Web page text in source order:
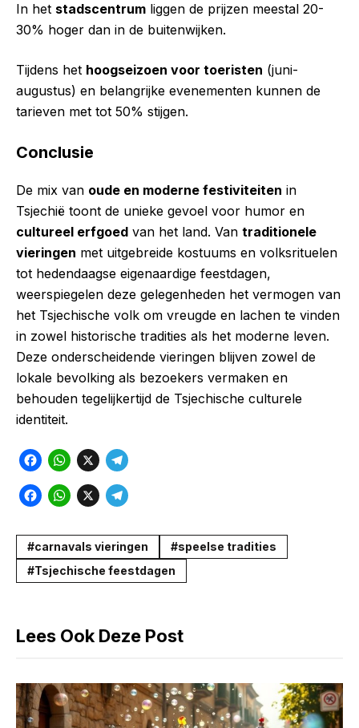
In het stadscentrum liggen de prijzen meestal 20-
30% hoger dan in de buitenwijken.
Tijdens het hoogseizoen voor toeristen (juni-
augustus) en belangrijke evenementen kunnen de
tarieven met tot 50% stijgen.
Conclusie
De mix van oude en moderne festiviteiten in
Tsjechië toont de unieke gevoel voor humor en
cultureel erfgoed van het land. Van traditionele
vieringen met uitgebreide kostuums en volksrituelen
tot hedendaagse eigenaardige feestdagen,
weerspiegelen deze gelegenheden het vermogen van
het Tsjechische volk om vreugde en lachen te vinden
in zowel historische tradities als het moderne leven.
Deze onderscheidende vieringen blijven zowel de
lokale bevolking als bezoekers vermaken en
behouden tegelijkertijd de Tsjechische culturele
identiteit.
F
a
c
e
b
o
W
h
a
t
s
A
X
T
e
l
e
g
r
F
c
e
o
W
a
t
p
X
T
l
e
a
carnavals vieringen
speelse tradities
Tsjechische feestdagen
Lees Ook Deze Post